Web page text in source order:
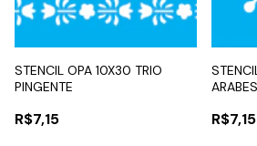
STENCIL OPA 10X30 TRIO
PINGENTE
R$7,15 R$7,15